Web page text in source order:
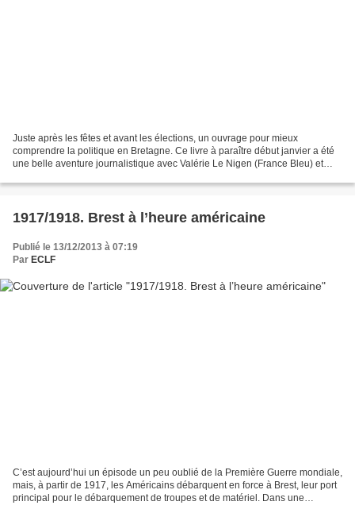
Juste après les fêtes et avant les élections, un ouvrage pour mieux
comprendre la politique en Bretagne. Ce livre à paraître début janvier a été
une belle aventure journalistique avec Valérie Le Nigen (France Bleu) et
1917/1918. Brest à l’heure américaine
Publié le 13/12/2013 à 07:19
Par ECLF
C’est aujourd’hui un épisode un peu oublié de la Première Guerre mondiale,
mais, à partir de 1917, les Américains débarquent en force à Brest, leur port
principal pour le débarquement de troupes et de matériel. Dans une